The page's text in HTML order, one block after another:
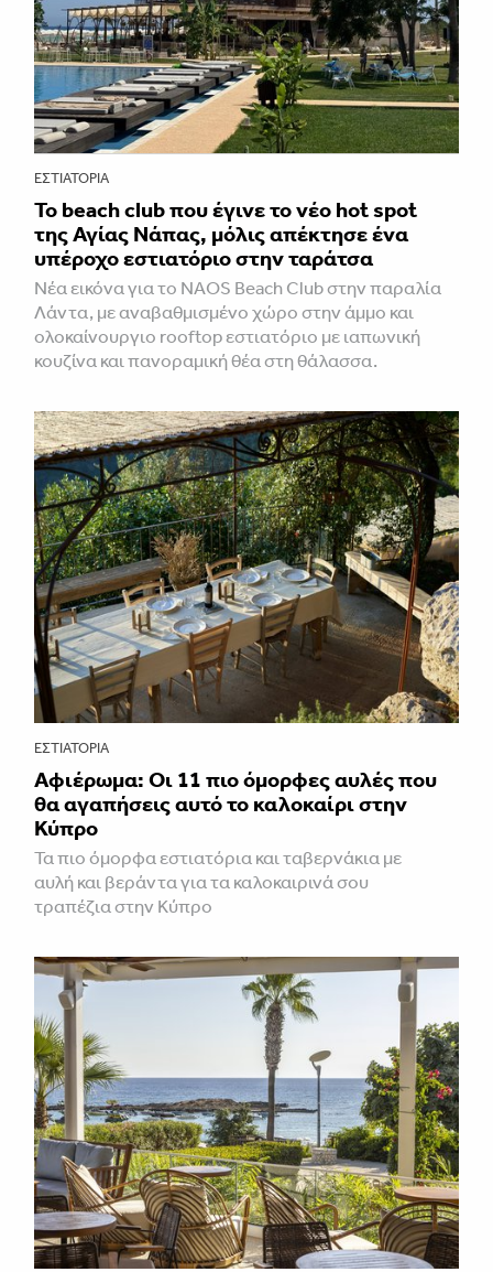
ΕΣΤΙΑΤΌΡΙΑ
Το beach club που έγινε το νέο hot spot
της Αγίας Νάπας, μόλις απέκτησε ένα
υπέροχο εστιατόριο στην ταράτσα
Νέα εικόνα για το NAOS Beach Club στην παραλία
Λάντα, με αναβαθμισμένο χώρο στην άμμο και
ολοκαίνουργιο rooftop εστιατόριο με ιαπωνική
κουζίνα και πανοραμική θέα στη θάλασσα.
ΕΣΤΙΑΤΌΡΙΑ
Αφιέρωμα: Οι 11 πιο όμορφες αυλές που
θα αγαπήσεις αυτό το καλοκαίρι στην
Κύπρο
Τα πιο όμορφα εστιατόρια και ταβερνάκια με
αυλή και βεράντα για τα καλοκαιρινά σου
τραπέζια στην Κύπρο